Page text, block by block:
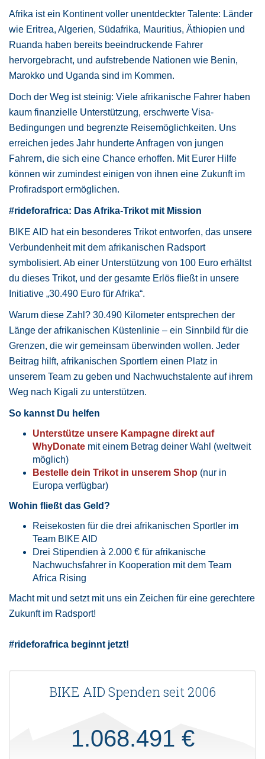
Afrika ist ein Kontinent voller unentdeckter Talente: Länder
wie Eritrea, Algerien, Südafrika, Mauritius, Äthiopien und
Ruanda haben bereits beeindruckende Fahrer
hervorgebracht, und aufstrebende Nationen wie Benin,
Marokko und Uganda sind im Kommen.
Doch der Weg ist steinig: Viele afrikanische Fahrer haben
kaum finanzielle Unterstützung, erschwerte Visa-
Bedingungen und begrenzte Reisemöglichkeiten. Uns
erreichen jedes Jahr hunderte Anfragen von jungen
Fahrern, die sich eine Chance erhoffen. Mit Eurer Hilfe
können wir zumindest einigen von ihnen eine Zukunft im
Profiradsport ermöglichen.
#rideforafrica: Das Afrika-Trikot mit Mission
BIKE AID hat ein besonderes Trikot entworfen, das unsere
Verbundenheit mit dem afrikanischen Radsport
symbolisiert. Ab einer Unterstützung von 100 Euro erhältst
du dieses Trikot, und der gesamte Erlös fließt in unsere
Initiative „30.490 Euro für Afrika“.
Warum diese Zahl? 30.490 Kilometer entsprechen der
Länge der afrikanischen Küstenlinie – ein Sinnbild für die
Grenzen, die wir gemeinsam überwinden wollen. Jeder
Beitrag hilft, afrikanischen Sportlern einen Platz in
unserem Team zu geben und Nachwuchstalente auf ihrem
Weg nach Kigali zu unterstützen.
So kannst Du helfen
Unterstütze unsere Kampagne direkt auf
WhyDonate mit einem Betrag deiner Wahl (weltweit
möglich)
Bestelle dein Trikot in unserem Shop (nur in
Europa verfügbar)
Wohin fließt das Geld?
Reisekosten für die drei afrikanischen Sportler im
Team BIKE AID
Drei Stipendien à 2.000 € für afrikanische
Nachwuchsfahrer in Kooperation mit dem Team
Africa Rising
Macht mit und setzt mit uns ein Zeichen für eine gerechtere
Zukunft im Radsport!
#rideforafrica beginnt jetzt!
BIKE AID Spenden seit 2006
1.068.491 €